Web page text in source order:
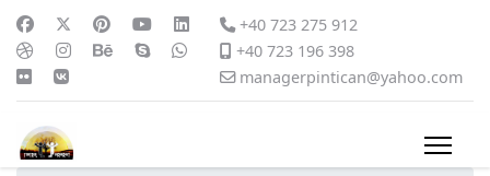
+40 723 275 912
+40 723 196 398
managerpintican@yahoo.com